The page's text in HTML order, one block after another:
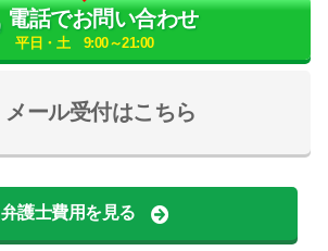
メール受付はこちら
電話でお問い合わせ
平日・土 9:00～21:00
弁護士費用を見る